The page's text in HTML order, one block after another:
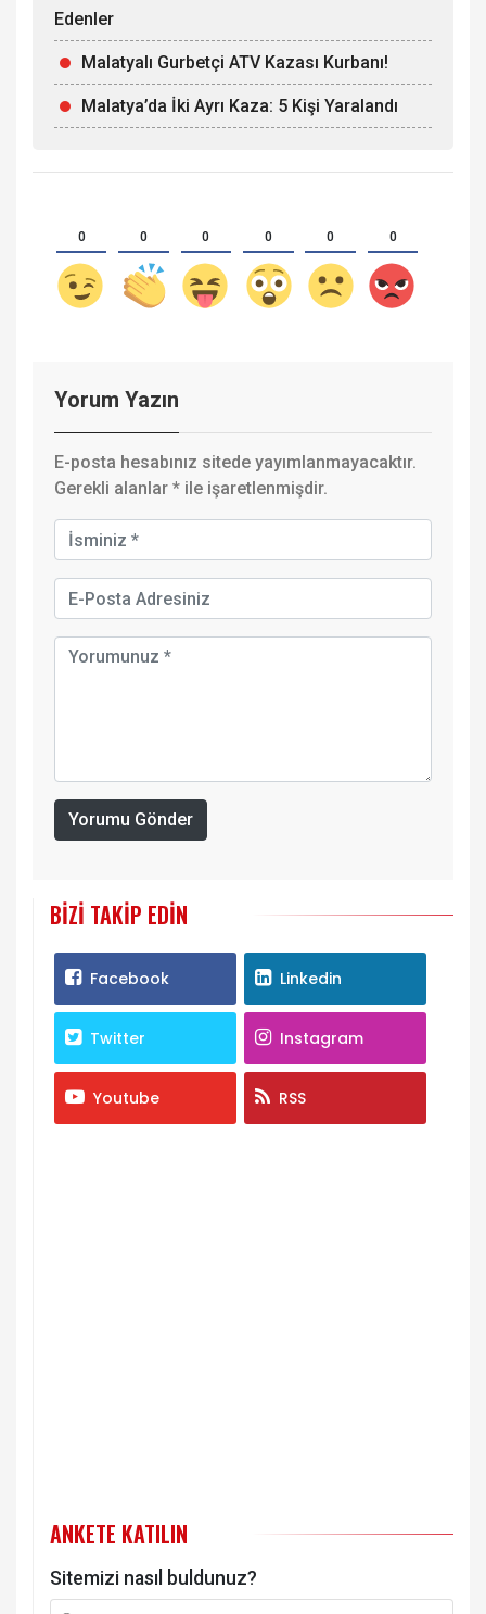
Edenler
Malatyalı Gurbetçi ATV Kazası Kurbanı!
Malatya’da İki Ayrı Kaza: 5 Kişi Yaralandı
0 0 0 0 0 0
Yorum Yazın
E-posta hesabınız sitede yayımlanmayacaktır.
Gerekli alanlar * ile işaretlenmişdir.
Yorumu Gönder
BIZI TAKIP EDIN
Facebook Linkedin
Twitter Instagram
Youtube RSS
ANKETE KATILIN
Sitemizi nasıl buldunuz?